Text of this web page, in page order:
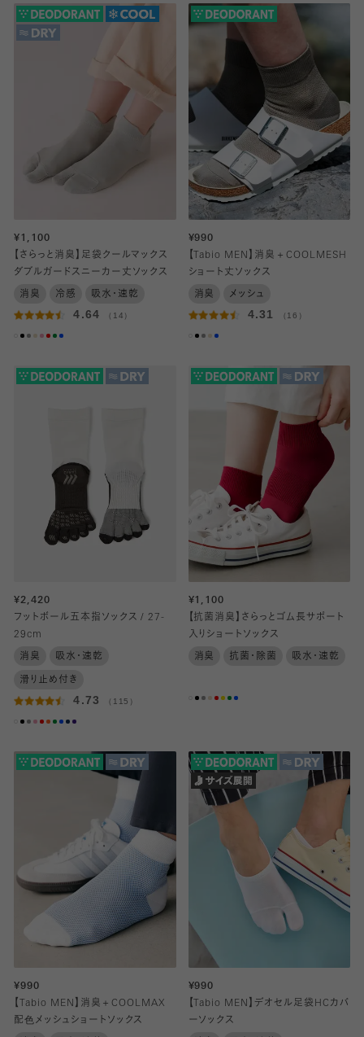
¥1,100
【さらっと消臭】足袋クールマックス
ダブルガードスニーカー丈ソックス
消臭 冷感 吸水・速乾
4.64 （14）
¥990
【Tabio MEN】消臭＋COOLMESH
ショート丈ソックス
消臭 メッシュ
4.31 （16）
¥2,420
フットボール五本指ソックス / 27-
29cm
消臭 吸水・速乾
滑り止め付き
4.73 （115）
¥1,100
【抗菌消臭】さらっとゴム長サポート
入りショートソックス
消臭 抗菌・除菌 吸水・速乾
¥990
【Tabio MEN】消臭＋COOLMAX
配色メッシュショートソックス
¥990
【Tabio MEN】デオセル足袋HCカバ
ーソックス